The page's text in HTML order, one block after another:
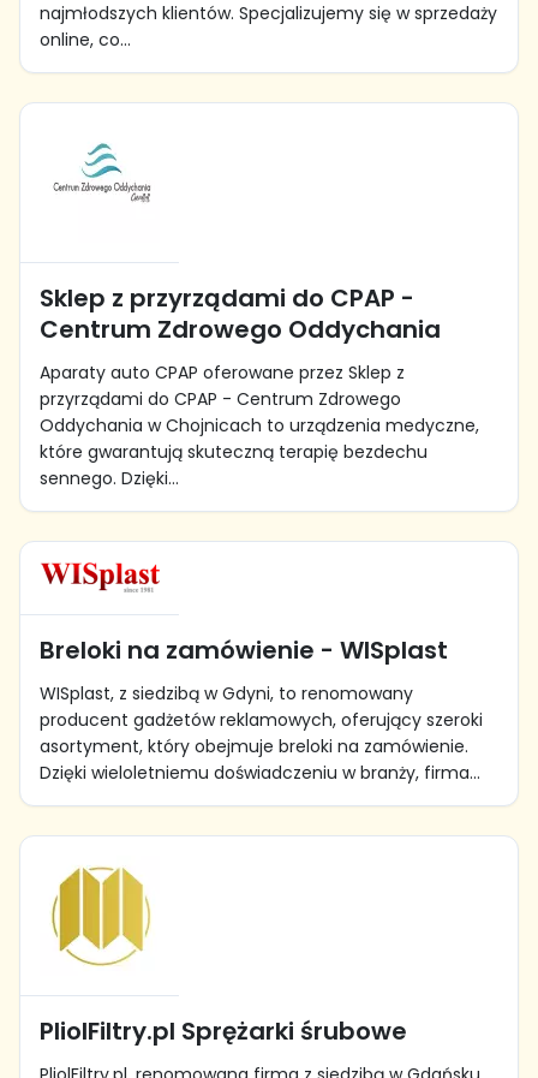
najmłodszych klientów. Specjalizujemy się w sprzedaży
online, co...
Sklep z przyrządami do CPAP -
Centrum Zdrowego Oddychania
Aparaty auto CPAP oferowane przez Sklep z
przyrządami do CPAP - Centrum Zdrowego
Oddychania w Chojnicach to urządzenia medyczne,
które gwarantują skuteczną terapię bezdechu
sennego. Dzięki...
Breloki na zamówienie - WISplast
WISplast, z siedzibą w Gdyni, to renomowany
producent gadżetów reklamowych, oferujący szeroki
asortyment, który obejmuje breloki na zamówienie.
Dzięki wieloletniemu doświadczeniu w branży, firma...
PliolFiltry.pl Sprężarki śrubowe